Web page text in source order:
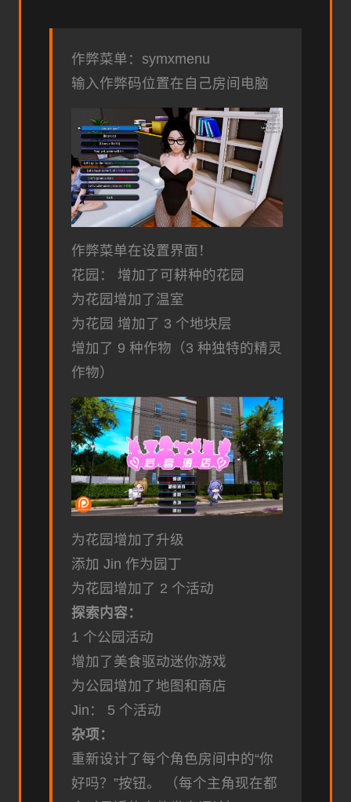
作弊菜单：symxmenu
输入作弊码位置在自己房间电脑
作弊菜单在设置界面！
花园： 增加了可耕种的花园
为花园增加了温室
为花园 增加了 3 个地块层
增加了 9 种作物（3 种独特的精灵
作物）
为花园增加了升级
添加 Jin 作为园丁
为花园增加了 2 个活动
探索内容：
1 个公园活动
增加了美食驱动迷你游戏
为公园增加了地图和商店
Jin： 5 个活动
杂项：
重新设计了每个角色房间中的“你
好吗？”按钮。 （每个主角现在都